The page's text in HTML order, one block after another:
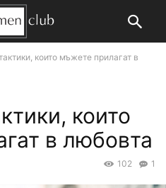
които мъжете прилагат в
които
в любовта
1
102